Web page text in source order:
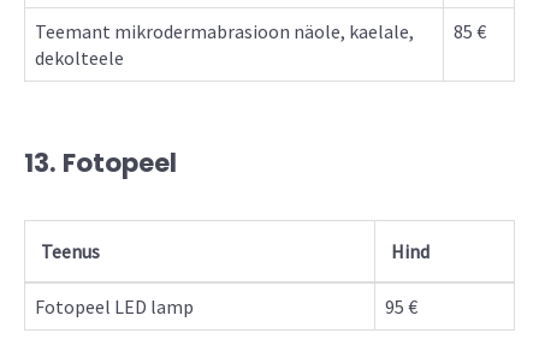
Teemant mikrodermabrasioon näole, kaelale,
dekolteele
85 €
13. Fotopeel
Teenus Hind
Fotopeel LED lamp 95 €